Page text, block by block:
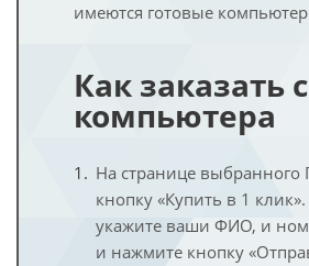
имеются готовые
Как заказать
компьютера
На странице
кнопку «Купить в 1
укажите ваши ФИО, и
и нажмите кнопку